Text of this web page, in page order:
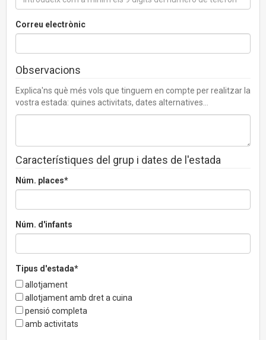
Correu electrònic
Observacions
Explica'ns què més vols que tinguem en compte per realitzar la
vostra estada: quines activitats, dates alternatives...
Característiques del grup i dates de l'estada
Núm. places*
Núm. d'infants
Tipus d'estada*
allotjament
allotjament amb dret a cuina
pensió completa
amb activitats